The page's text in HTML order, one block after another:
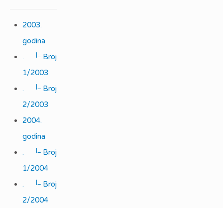
2003.
godina
.
|_
Broj
1/2003
.
|_
Broj
2/2003
2004.
godina
.
|_
Broj
1/2004
.
|_
Broj
2/2004